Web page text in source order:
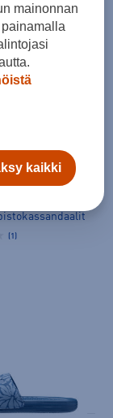
(0)
(1)
mainonnan
kaikki